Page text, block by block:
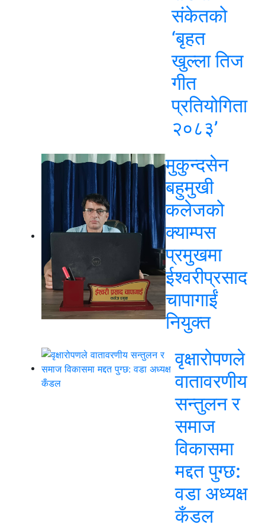
संकेतको
‘बृहत
खुल्ला तिज
गीत
प्रतियोगिता
२०८३’
मुकुन्दसेन
बहुमुखी
कलेजको
क्याम्पस
प्रमुखमा
ईश्वरीप्रसाद
चापागाईं
नियुक्त
वृक्षारोपणले
वातावरणीय
सन्तुलन र
समाज
विकासमा
मद्दत पुग्छ:
वडा अध्यक्ष
कँडल